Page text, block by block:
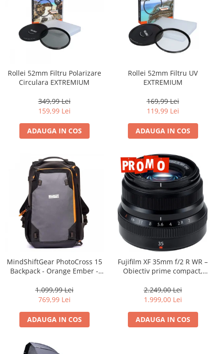
Rollei 52mm Filtru Polarizare
Circulara EXTREMIUM
349,99 Lei
159,99 Lei
ADAUGA IN COS
Rollei 52mm Filtru UV
EXTREMIUM
169,99 Lei
119,99 Lei
ADAUGA IN COS
MindShiftGear PhotoCross 15
Backpack - Orange Ember -
1.099,99 Lei
769,99 Lei
ADAUGA IN COS
Fujifilm XF 35mm f/2 R WR –
Obiectiv prime compact,
intemperii pentru fotografie
de zi cu zi
2.249,00 Lei
1.999,00 Lei
ADAUGA IN COS